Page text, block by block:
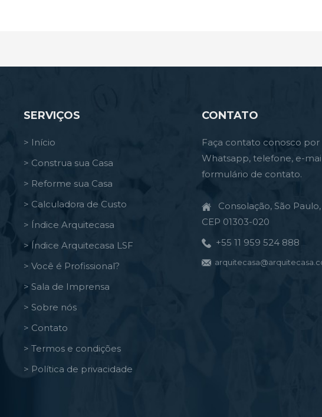
SERVIÇOS
> Início
> Construa sua Casa
> Reforme sua Casa
> Calculadora de Custo
> Índice Arquitecasa
> Índice Arquitecasa LSF
> Você é Profissional?
> Sala de Imprensa
> Sobre nós
> Contato
> Termos e condições
> Política de privacidade
CONTATO
Faça contato conosco por
Whatsapp, telefone, e-
formulário de contato.
Consolação, São Paulo,
CEP 01303-020
+55 11 959 524 888